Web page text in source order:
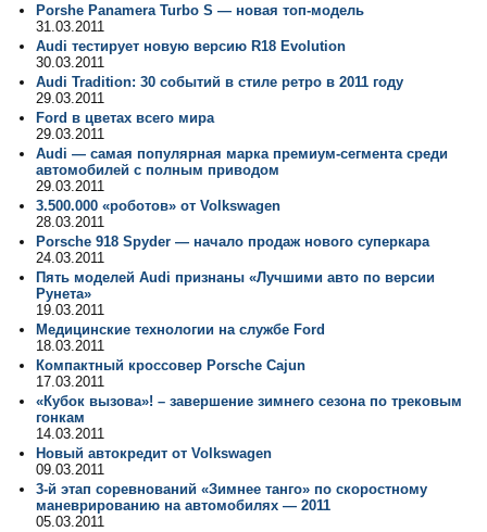
Porshe Panamera Turbo S — новая топ-модель
31.03.2011
Audi тестирует новую версию R18 Evolution
30.03.2011
Audi Tradition: 30 событий в стиле ретро в 2011 году
29.03.2011
Ford в цветах всего мира
29.03.2011
Audi — самая популярная марка премиум-сегмента среди
автомобилей с полным приводом
29.03.2011
3.500.000 «роботов» от Volkswagen
28.03.2011
Porsche 918 Spyder — начало продаж нового суперкара
24.03.2011
Пять моделей Audi признаны «Лучшими авто по версии
Рунета»
19.03.2011
Медицинские технологии на службе Ford
18.03.2011
Компактный кроссовер Porsche Cajun
17.03.2011
«Кубок вызова»! – завершение зимнего сезона по трековым
гонкам
14.03.2011
Новый автокредит от Volkswagen
09.03.2011
3-й этап соревнований «Зимнее танго» по скоростному
маневрированию на автомобилях — 2011
05.03.2011